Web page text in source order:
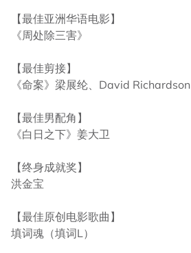
【最佳亚洲华语电影】
《周处除三害》
【最佳剪接】
《命案》梁展纶、David Richardson
【最佳男配角】
《白日之下》姜大卫
【终身成就奖】
洪金宝
【最佳原创电影歌曲】
填词魂（填词L）